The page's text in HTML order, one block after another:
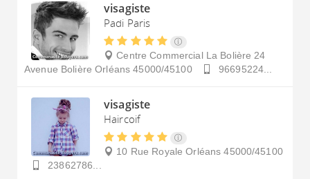
visagiste
Padi Paris
Centre Commercial La Bolière 24
Avenue Bolière Orléans 45000/45100 96695224...
visagiste
Haircoif
10 Rue Royale Orléans 45000/45100
23862786...